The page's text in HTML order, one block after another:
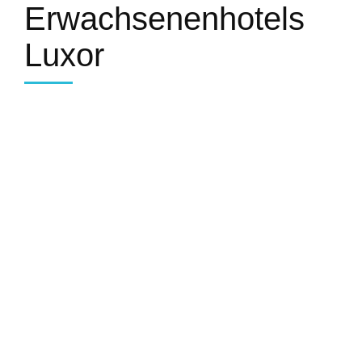
Erwachsenenhotels
Luxor